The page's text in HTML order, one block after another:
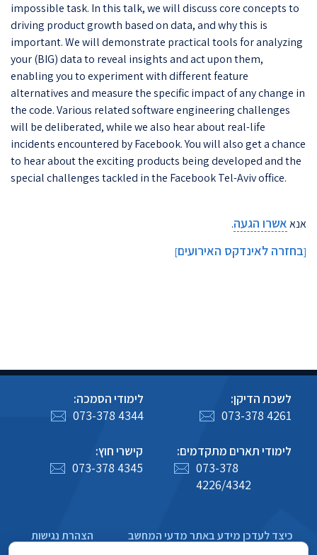
impossible task. In this talk, we will discuss core concepts to
driving product growth based on data, and why this is
important. We will demonstrate practical tools for analyzing
your (BIG) data to reveal insights and act upon them,
enabling you to experiment with different feature
alternatives and measure the specific impact of any change in
the code. Various related software engineering challenges
will be deliberated, while we also hear about real-life
incidents encountered by Facebook. You will also get a chance
to hear about the exciting products being developed and the
special challenges tackled in the Facebook Tel-Aviv office.
אנאאשרו הגעה.
[בחזרה לאינדקס האירועים]
לשכת הדיקן:
073-378 4261
לימודי הסמכה:
073-378 4344
לימודי תארים מתקדמים:
073-378
4226/4342
קישרי חוץ:
073-378 4345
כיצד לעדכן מידע באתר מדעי המחשב
הצהרת נגישות